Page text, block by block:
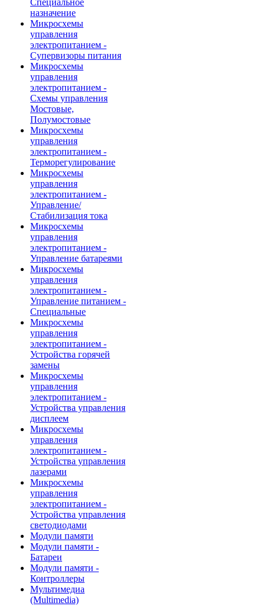
Специальное
назначение
Микросхемы
управления
электропитанием -
Супервизоры питания
Микросхемы
управления
электропитанием -
Схемы управления
Мостовые,
Полумостовые
Микросхемы
управления
электропитанием -
Терморегулирование
Микросхемы
управления
электропитанием -
Управление/
Стабилизация тока
Микросхемы
управления
электропитанием -
Управление батареями
Микросхемы
управления
электропитанием -
Управление питанием -
Специальные
Микросхемы
управления
электропитанием -
Устройства горячей
замены
Микросхемы
управления
электропитанием -
Устройства управления
дисплеем
Микросхемы
управления
электропитанием -
Устройства управления
лазерами
Микросхемы
управления
электропитанием -
Устройства управления
светодиодами
Модули памяти
Модули памяти -
Батареи
Модули памяти -
Контроллеры
Мультимедиа
(Multimedia)